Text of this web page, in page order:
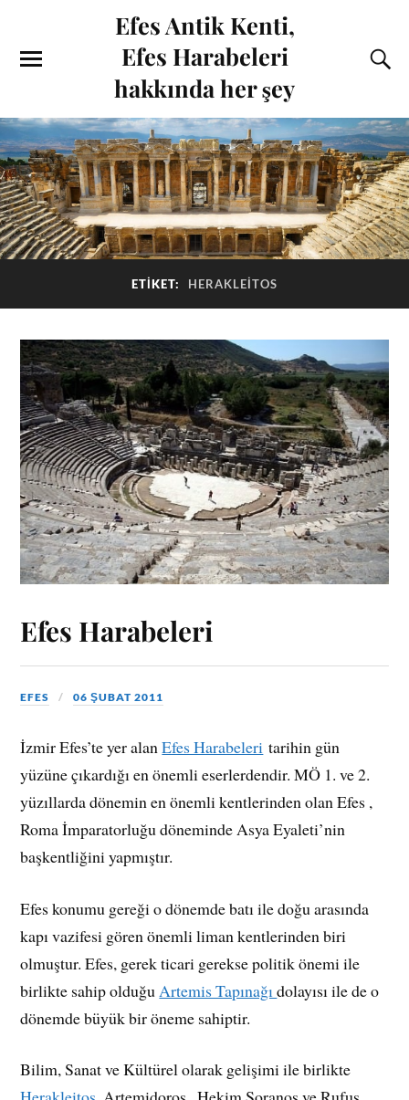
Efes Antik Kenti,
Efes Harabeleri
hakkında her şey
ETIKET: HERAKLEITOS
Efes Harabeleri
EFES 06 ŞUBAT 2011
İzmir Efes’te yer alanEfes Harabeleri tarihin gün
yüzüne çıkardığı en önemli eserlerdendir. MÖ 1. ve 2.
yüzıllarda dönemin en önemli kentlerinden olan Efes ,
Roma İmparatorluğu döneminde Asya Eyaleti’nin
başkentliğini yapmıştır.
Efes konumu gereği o dönemde batı ile doğu arasında
kapı vazifesi gören önemli liman kentlerinden biri
olmuştur. Efes, gerek ticari gerekse politik önemi ile
birlikte sahip olduğu Artemis Tapınağıdolayısı ile de o
dönemde büyük bir öneme sahiptir.
Bilim, Sanat ve Kültürel olarak gelişimi ile birlikte